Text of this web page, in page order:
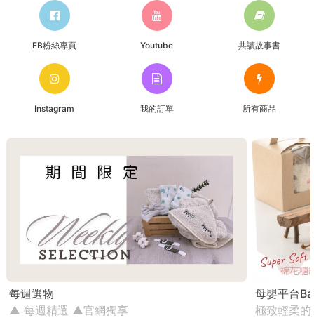
FB粉絲專頁 Youtube 共讀故事書
Instagram 我的訂單 所有商品
每週選物
▲ 每週精選 ▲官網獨享
母嬰平台
極致輕柔